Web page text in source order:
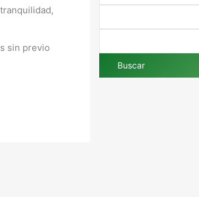
sin previo
Buscar